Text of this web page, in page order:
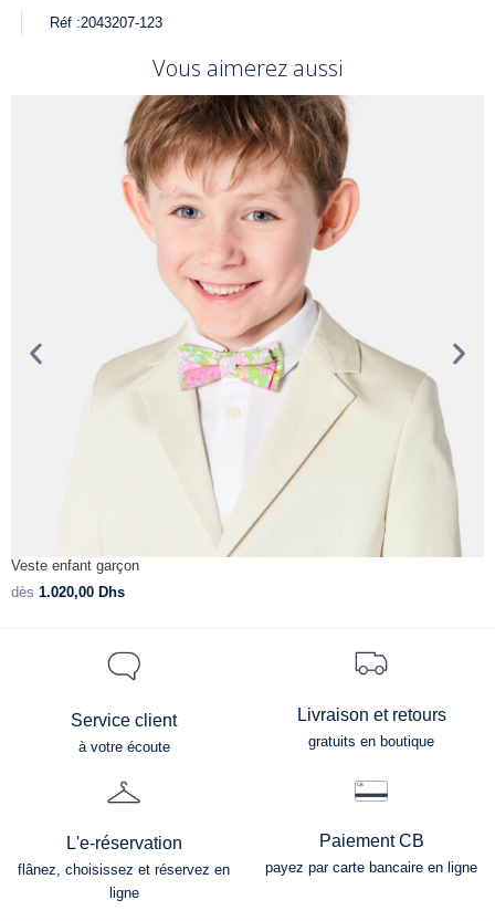
Réf :2043207-123
Vous aimerez aussi
Veste enfant garçon
dès 1.020,00 Dhs
Service client
à votre écoute
Livraison et retours
gratuits en boutique
L'e-réservation
flânez, choisissez et réservez en
ligne
Paiement CB
payez par carte bancaire en ligne